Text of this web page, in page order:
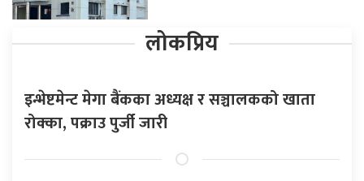
लोकप्रिय
इन्भेष्टमेन्ट मेगा बैंकका अध्यक्ष र सञ्चालकको खाता
रोक्का, पक्राउ पुर्जी जारी